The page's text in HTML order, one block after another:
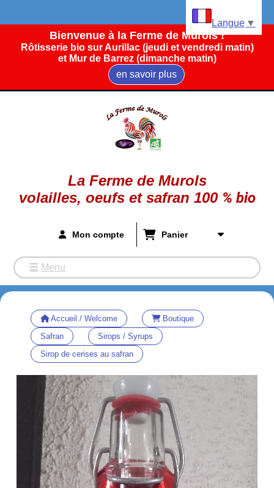
Bienvenue à la Ferme de Murols !
Rôtisserie bio sur Aurillac (jeudi et vendredi matin)
et Mur de Barrez (dimanche matin)
en savoir plus
La Ferme de Murols
volailles, oeufs et safran 100 % bio
Mon compte Panier
Menu
Accueil / Welcome
Boutique
Safran
Sirops / Syrups
Sirop de cerises au safran
Langue ▼